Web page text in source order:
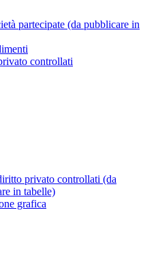
partecipate (da pubblicare in
controllati
privato controllati (da
in tabelle)
grafica